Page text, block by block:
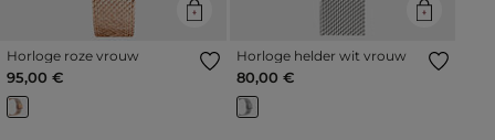
Horloge roze vrouw
95,00 €
Horloge helder wit vrouw
80,00 €